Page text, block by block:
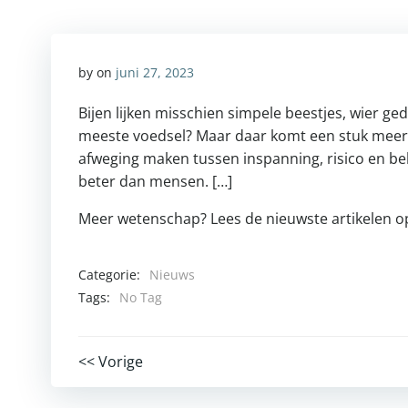
by on juni 27, 2023
Bijen lijken misschien simpele beestjes, wier
meeste voedsel? Maar daar komt een stuk
afweging maken tussen inspanning, risico en
beter dan mensen. […]
Meer wetenschap? Lees de nieuwste artikelen
Categorie:
Nieuws
Tags:
No Tag
Post
<< Vorige